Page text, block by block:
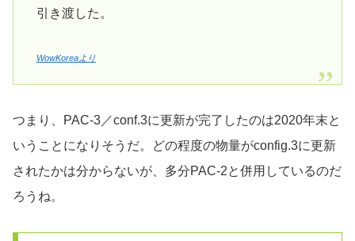
引き渡した。
WowKoreaより
つまり、PAC-3／conf.3に更新が完了したのは2020年末と
いうことになりそうだ。どの程度の物量がconfig.3に更新
されたかは分からないが、多分PAC-2と併用しているのだ
ろうね。